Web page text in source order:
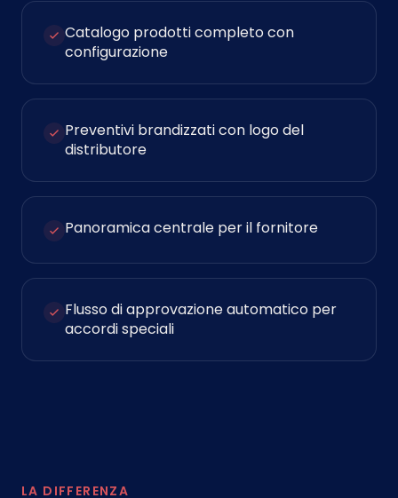
Catalogo prodotti completo con
configurazione
Preventivi brandizzati con logo del
distributore
Panoramica centrale per il fornitore
Flusso di approvazione automatico per
accordi speciali
LA DIFFERENZA